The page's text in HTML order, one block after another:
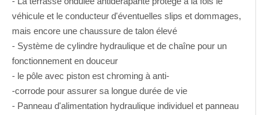
véhicule et le conducteur d'éventuelles slips et dommages,
mais encore une chaussure de talon élevé
- Système de cylindre hydraulique et de chaîne pour un
fonctionnement en douceur
- le pôle avec piston est chroming à anti-
-corrode pour assurer sa longue durée de vie
- Panneau d'alimentation hydraulique individuel et panneau